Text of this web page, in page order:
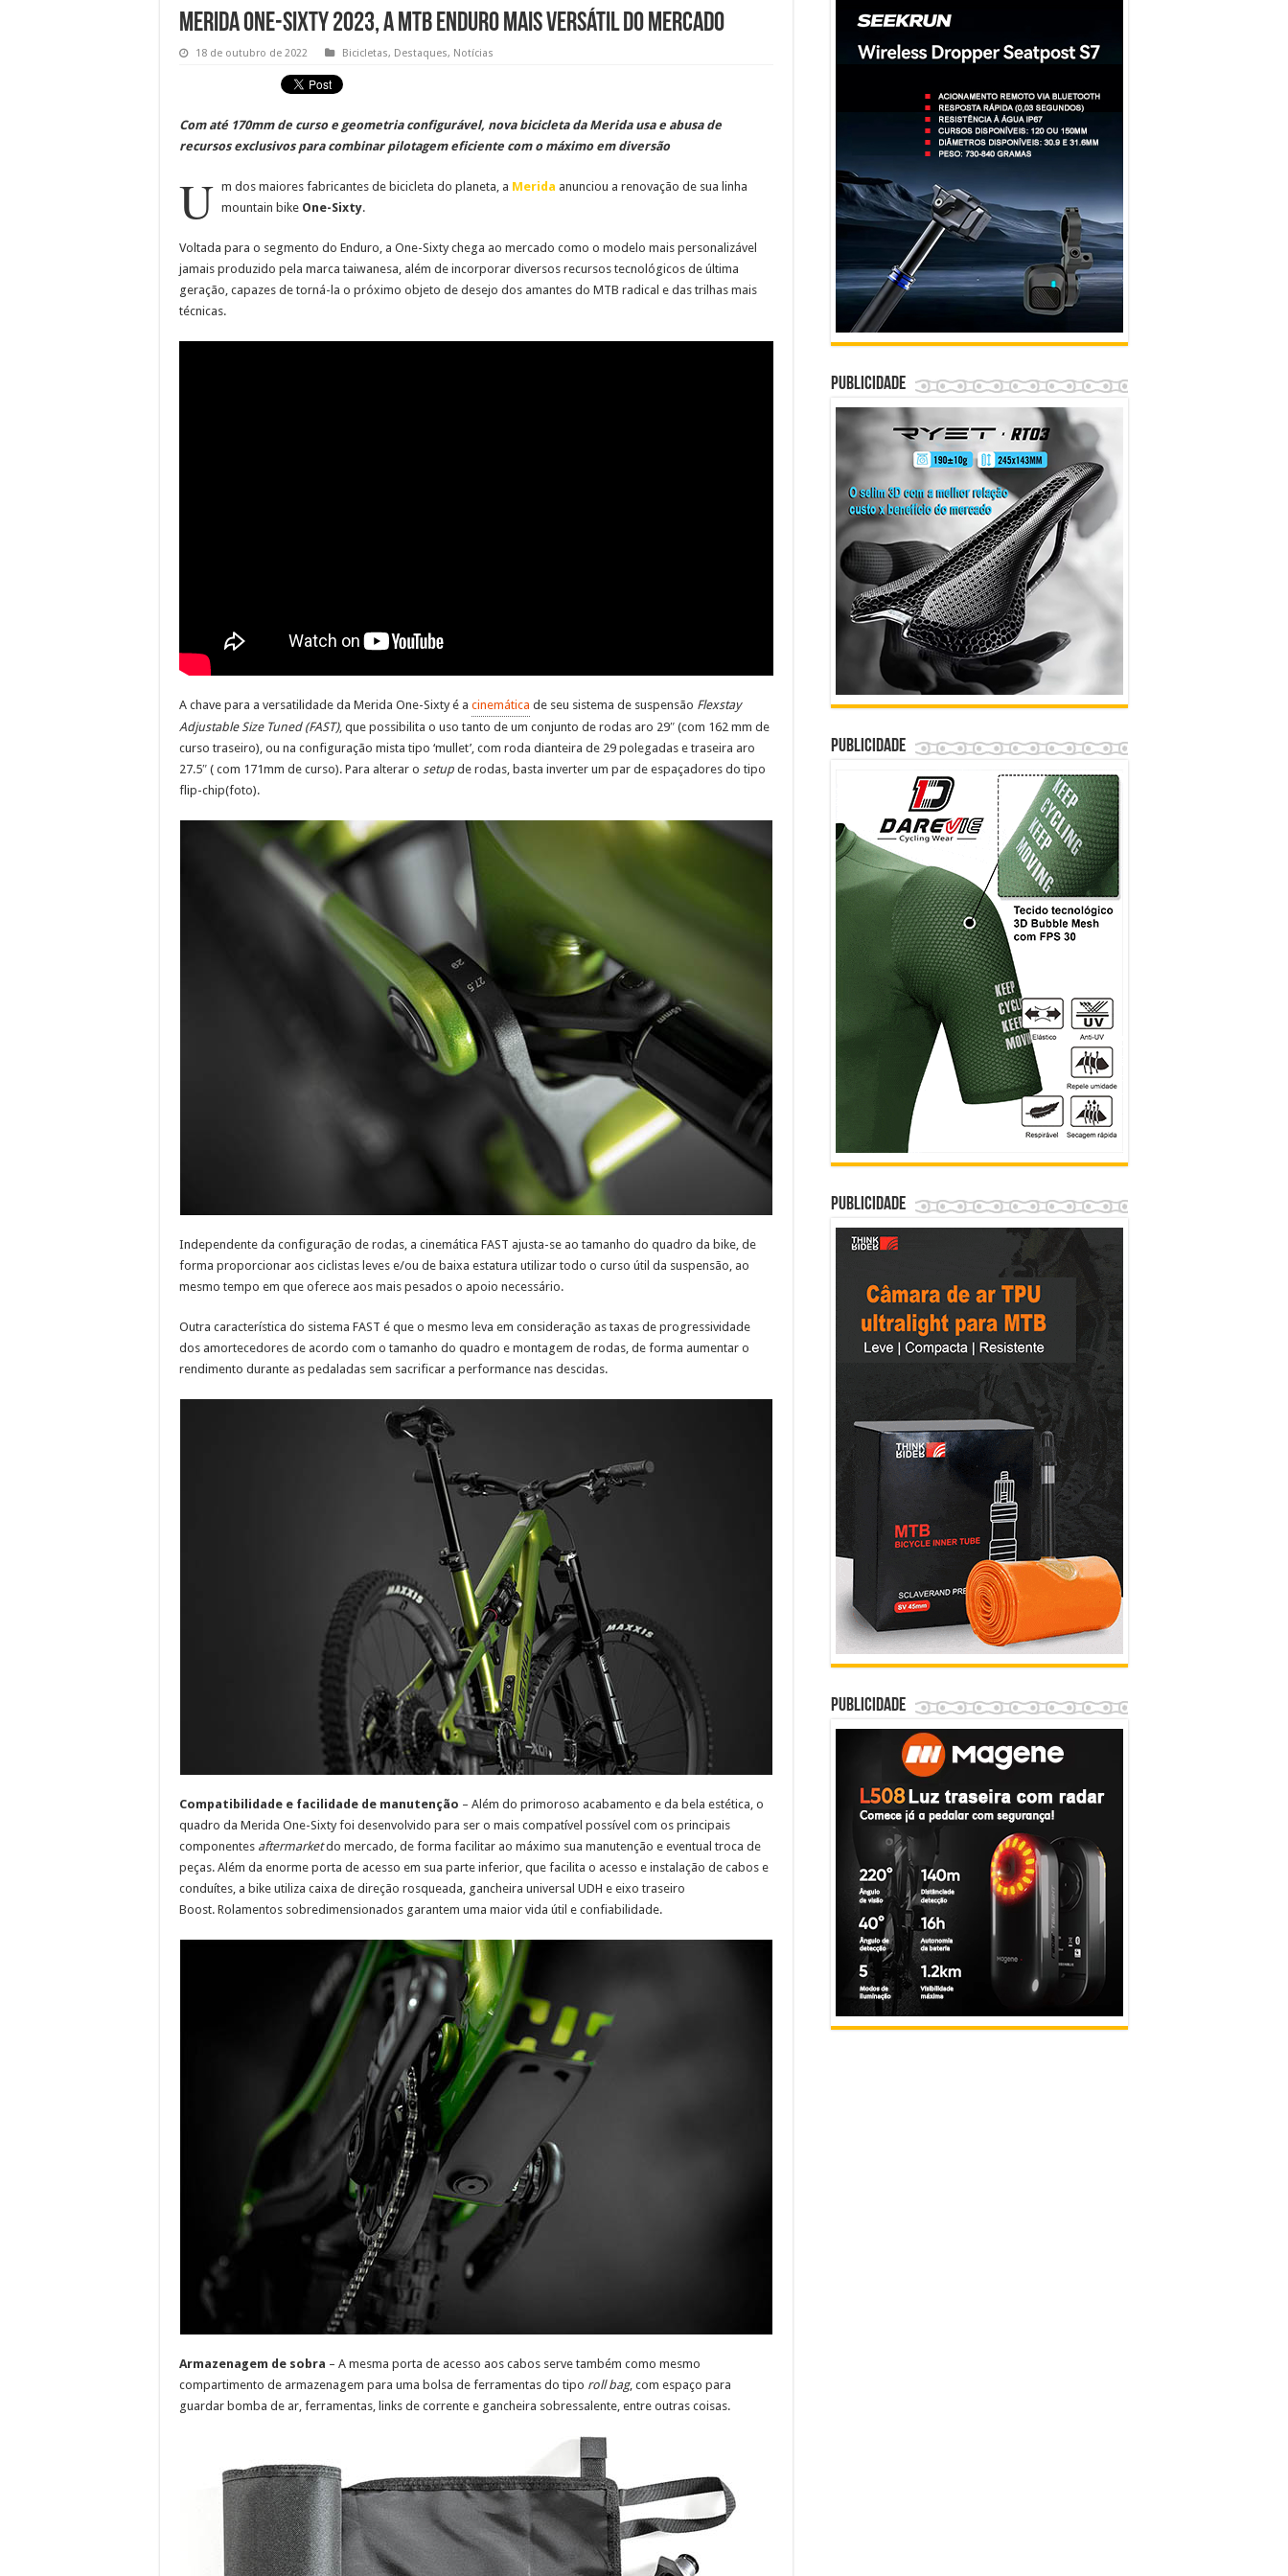
Merida One-Sixty 2023, a MTB Enduro mais versátil do mercado
18 de outubro de 2022 Bicicletas, Destaques, Notícias
Com até 170mm de curso e geometria configurável, nova bicicleta da Merida usa e abusa de
recursos exclusivos para combinar pilotagem eficiente com o máximo em diversão
U m dos maiores fabricantes de bicicleta do planeta, a Merida anunciou a renovação de sua linha
mountain bike One-Sixty.
Voltada para o segmento do Enduro, a One-Sixty chega ao mercado como o modelo mais personalizável
jamais produzido pela marca taiwanesa, além de incorporar diversos recursos tecnológicos de última
geração, capazes de torná-la o próximo objeto de desejo dos amantes do MTB radical e das trilhas mais
técnicas.
A chave para a versatilidade da Merida One-Sixty é a cinemática de seu sistema de suspensão Flexstay
Adjustable Size Tuned (FAST), que possibilita o uso tanto de um conjunto de rodas aro 29″ (com 162 mm de
curso traseiro), ou na configuração mista tipo ‘mullet’, com roda dianteira de 29 polegadas e traseira aro
27.5″ ( com 171mm de curso). Para alterar o setup de rodas, basta inverter um par de espaçadores do tipo
flip-chip(foto).
Independente da configuração de rodas, a cinemática FAST ajusta-se ao tamanho do quadro da bike, de
forma proporcionar aos ciclistas leves e/ou de baixa estatura utilizar todo o curso útil da suspensão, ao
mesmo tempo em que oferece aos mais pesados o apoio necessário.
Outra característica do sistema FAST é que o mesmo leva em consideração as taxas de progressividade
dos amortecedores de acordo com o tamanho do quadro e montagem de rodas, de forma aumentar o
rendimento durante as pedaladas sem sacrificar a performance nas descidas.
Compatibilidade e facilidade de manutenção – Além do primoroso acabamento e da bela estética, o
quadro da Merida One-Sixty foi desenvolvido para ser o mais compatível possível com os principais
componentes aftermarketdo mercado, de forma facilitar ao máximo sua manutenção e eventual troca de
peças. Além da enorme porta de acesso em sua parte inferior, que facilita o acesso e instalação de cabos e
conduítes, a bike utiliza caixa de direção rosqueada, gancheira universal UDH e eixo traseiro
Boost. Rolamentos sobredimensionados garantem uma maior vida útil e confiabilidade.
Armazenagem de sobra – A mesma porta de acesso aos cabos serve também como mesmo
compartimento de armazenagem para uma bolsa de ferramentas do tipo roll bag, com espaço para
guardar bomba de ar, ferramentas, links de corrente e gancheira sobressalente, entre outras coisas.
Publicidade
Publicidade
Publicidade
Publicidade